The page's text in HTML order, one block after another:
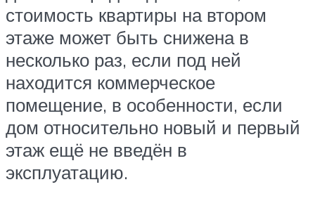
стоимость квартиры на втором
этаже может быть снижена в
несколько раз, если под ней
находится коммерческое
помещение, в особенности, если
дом относительно новый и первый
этаж ещё не введён в
эксплуатацию.